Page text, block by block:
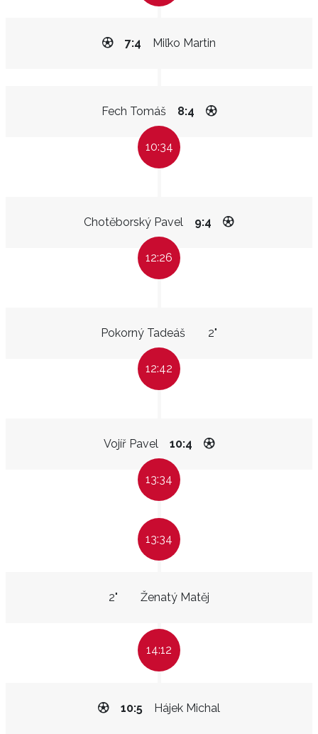
Miľko Martin
7:4
Fech Tomáš 8:4
10:34
Chotěborský Pavel 9:4
12:26
Pokorný Tadeáš 2"
12:42
Vojíř Pavel 10:4
13:34
13:34
Ženatý Matěj
2"
14:12
Hájek Michal
10:5